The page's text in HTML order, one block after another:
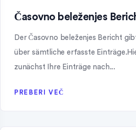
Časovno beleženjes
Der Časovno beleženjes Bericht
über sämtliche erfasste
zunächst Ihre Einträge nach...
PREBERI VEČ